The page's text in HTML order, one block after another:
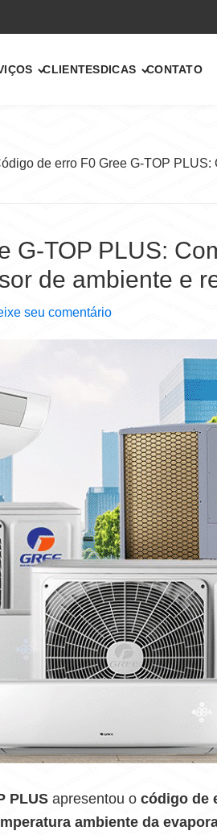
CLIENTESDICAS CONTATO
de erro F0 Gree G-TOP PLUS:
G-TOP PLUS:
de ambiente e
seu comentário
PLUS apresentou o código de
ambiente da